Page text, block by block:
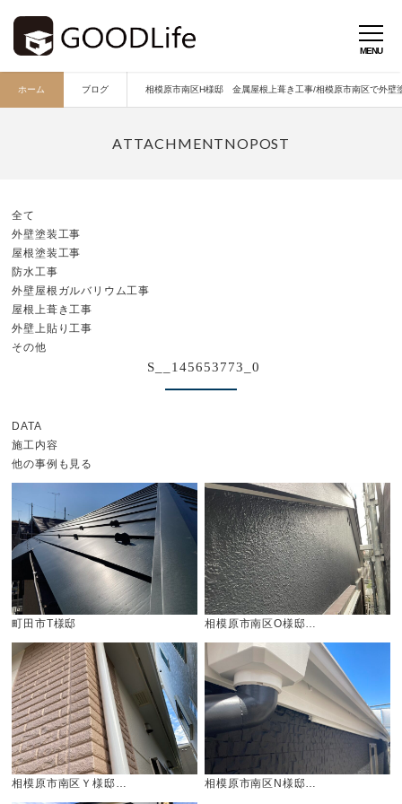
ホーム ブログ 相模原市南区H様邸 金属屋根上葺き工事/相模原市南区で外壁
全て
外壁塗装工事
屋根塗装工事
防水工事
外壁屋根ガルバリウム工事
屋根上葺き工事
外壁上貼り工事
その他
S__145653773_0
DATA
施工内容
他の事例も見る
町田市T様邸 相模原市南区O様邸…
相模原市南区Ｙ様邸… 相模原市南区N様邸…